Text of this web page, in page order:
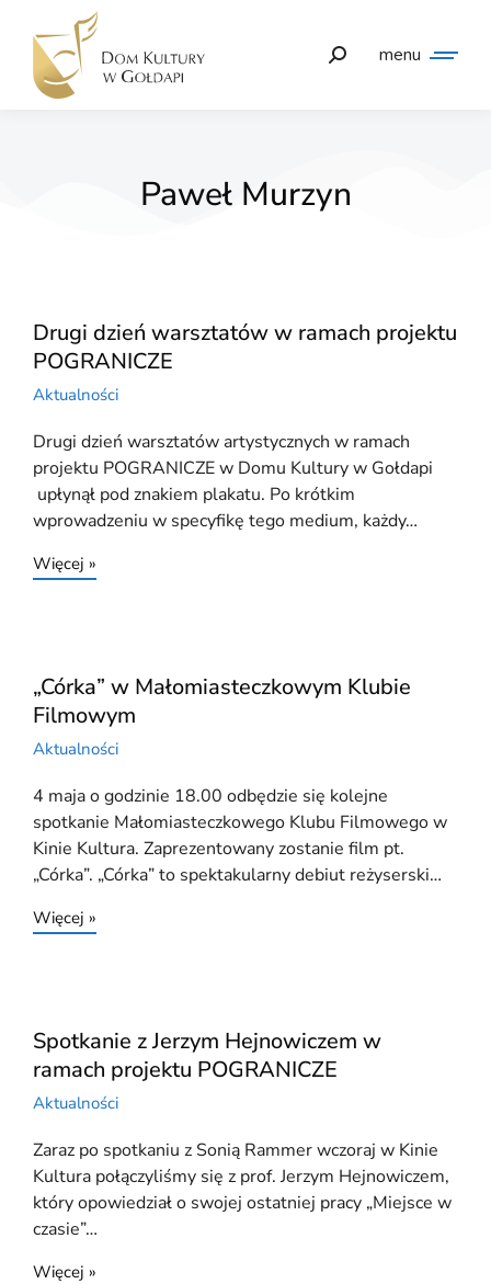
menu
Paweł Murzyn
Drugi dzień warsztatów w ramach projektu
POGRANICZE
Aktualności
Drugi dzień warsztatów artystycznych w ramach
projektu POGRANICZE w Domu Kultury w Gołdapi
upłynął pod znakiem plakatu. Po krótkim
wprowadzeniu w specyfikę tego medium, każdy…
Więcej »
„Córka” w Małomiasteczkowym Klubie
Filmowym
Aktualności
4 maja o godzinie 18.00 odbędzie się kolejne
spotkanie Małomiasteczkowego Klubu Filmowego w
Kinie Kultura. Zaprezentowany zostanie film pt.
„Córka”. „Córka” to spektakularny debiut reżyserski…
Więcej »
Spotkanie z Jerzym Hejnowiczem w
ramach projektu POGRANICZE
Aktualności
Zaraz po spotkaniu z Sonią Rammer wczoraj w Kinie
Kultura połączyliśmy się z prof. Jerzym Hejnowiczem,
który opowiedział o swojej ostatniej pracy „Miejsce w
czasie”…
Więcej »